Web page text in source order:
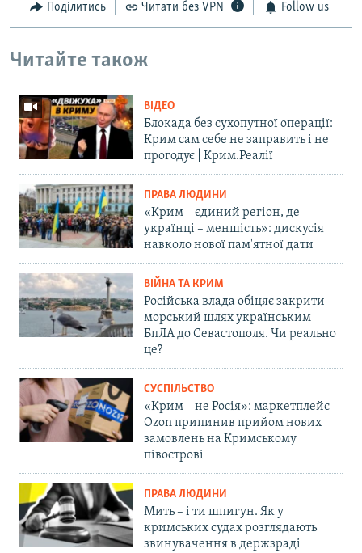
Поділитись Читати без VPN Follow us
Читайте також
ВІДЕО
Блокада без сухопутної операції:
Крим сам себе не заправить і не
прогодує | Крим.Реалії
ПРАВА ЛЮДИНИ
«Крим – єдиний регіон, де
українці – меншість»: дискусія
навколо нової пам'ятної дати
ВІЙНА ТА КРИМ
Російська влада обіцяє закрити
морський шлях українським
БпЛА до Севастополя. Чи реально
це?
СУСПІЛЬСТВО
«Крим – не Росія»: маркетплейс
Ozon припинив прийом нових
замовлень на Кримському
півострові
ПРАВА ЛЮДИНИ
Мить – і ти шпигун. Як у
кримських судах розглядають
звинувачення в держзраді